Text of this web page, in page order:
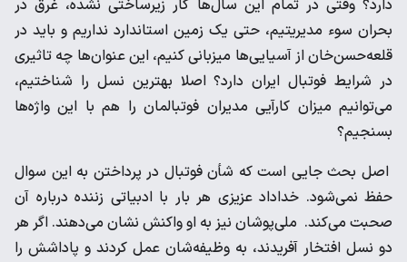
دارد؟ وقتی در تمام این سال‌ها کار زیرساختی نشده، غرق در
بحران‌ سوء مدیریتیم، حتی یک زمین استاندارد نداریم و باید در
قلعه‌حسن‌خان از آسیایی‌ها میزبانی کنیم، این عنوان‌ها چه تاثیری
در شرایط فوتبال ایران دارد؟ اصلا بهترین نسل را شناختیم،
می‌توانیم میزان کارآیی مدیران فوتبالمان را هم با این واژه‌ها
بسنجیم؟
اصل بحث جایی است که شأن فوتبال در پرداختن به این سوال
حفظ نمی‌شود. خداداد عزیزی هر بار با ادبیاتی زننده‌ درباره آن
صحبت می‌کند. ملی‌پوشان نیز به او واکنش نشان می‌دهند. اگر هر
دو نسل افتخار آفریدند، به وظیفه‌شان عمل کردند و پاداشش را